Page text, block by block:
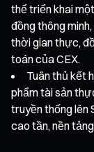
thể triển khai
đồng thông
thời gian thực,
toán của CEX.
Tuân thủ kết
phẩm tài sản
truyền thống lên
cao tần, nền